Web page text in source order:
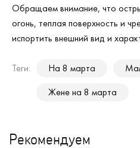
Обращаем внимание, что
огонь, теплая поверхность и
испортить внешний вид и
Теги: На 8 марта
Жене на 8 марта
Рекомендуем